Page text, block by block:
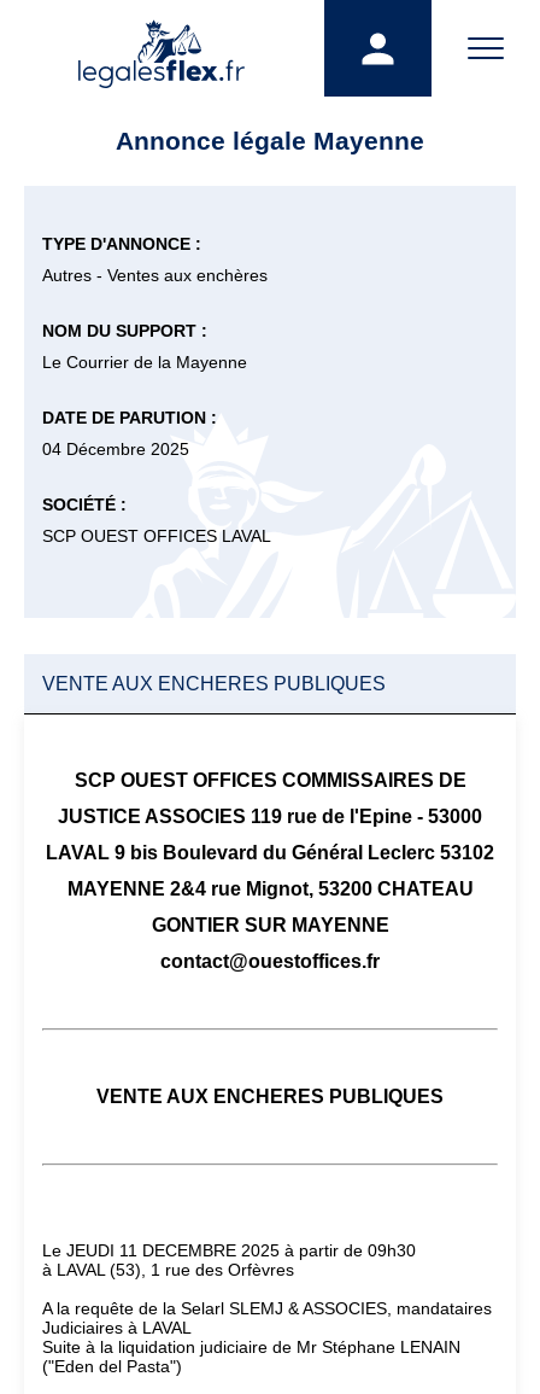
Annonce légale Mayenne
TYPE D'ANNONCE :
Autres - Ventes aux enchères
NOM DU SUPPORT :
Le Courrier de la Mayenne
DATE DE PARUTION :
04 Décembre 2025
SOCIÉTÉ :
SCP OUEST OFFICES LAVAL
VENTE AUX ENCHERES PUBLIQUES
SCP OUEST OFFICES COMMISSAIRES DE
JUSTICE ASSOCIES 119 rue de l'Epine - 53000
LAVAL 9 bis Boulevard du Général Leclerc 53102
MAYENNE 2&4 rue Mignot, 53200 CHATEAU
GONTIER SUR MAYENNE
contact@ouestoffices.fr
VENTE AUX ENCHERES PUBLIQUES
Le JEUDI 11 DECEMBRE 2025 à partir de 09h30
à LAVAL (53), 1 rue des Orfèvres
A la requête de la Selarl SLEMJ & ASSOCIES, mandataires
Judiciaires à LAVAL
Suite à la liquidation judiciaire de Mr Stéphane LENAIN
("Eden del Pasta")